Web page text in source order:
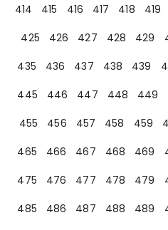
414
415 416 417 418 419
425
426 427 428 429
435
436 437 438 439
445
446 447 448 449
455
456 457 458 459
465
466 467 468 469
475
476 477 478 479
485
486 487 488 489